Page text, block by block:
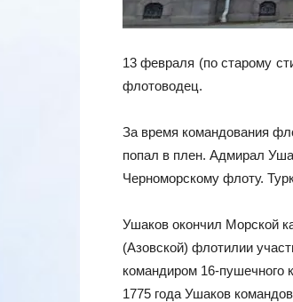
13 февраля (по старому
флотоводец.
За время командования
попал в плен. Адмирал
Черноморскому флоту.
Ушаков окончил Морской
(Азовской) флотилии
командиром 16-пушечного
1775 года Ушаков